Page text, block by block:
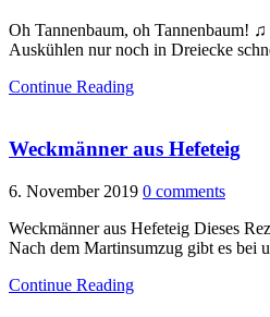
Oh Tannenbaum, oh Tannenbaum!
Auskühlen nur noch in Dreiecke
Continue Reading
Weckmänner aus Hefeteig
6. November 2019 0 comments
Weckmänner aus Hefeteig Dieses
Nach dem Martinsumzug gibt es bei
Continue Reading